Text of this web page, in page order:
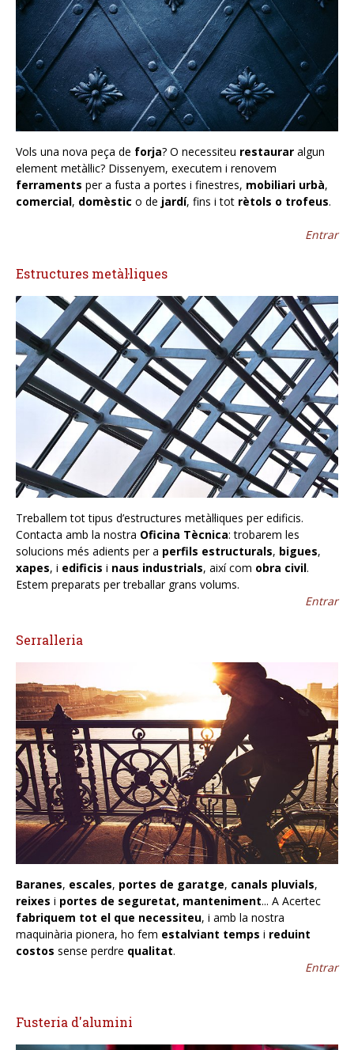
Vols una nova peça de forja? O necessiteu restaurar algun
element metàl·lic? Dissenyem, executem i renovem
ferraments per a fusta a portes i finestres, mobiliari urbà,
comercial, domèstic o de jardí, fins i tot rètols o trofeus.
Entrar
Estructures metàl·liques
Treballem tot tipus d’estructures metàl·liques per edificis.
Contacta amb la nostra Oficina Tècnica: trobarem les
solucions més adients per a perfils estructurals, bigues,
xapes, i edificis i naus industrials, així com obra civil.
Estem preparats per treballar grans volums.
Entrar
Serralleria
Baranes, escales, portes de garatge, canals pluvials,
reixes i portes de seguretat, manteniment... A Acertec
fabriquem tot el que necessiteu, i amb la nostra
maquinària pionera, ho fem estalviant temps i reduint
costos sense perdre qualitat.
Entrar
Fusteria d'alumini